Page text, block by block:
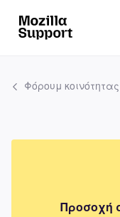
Φόρουμ κοινότητας
Προσοχή